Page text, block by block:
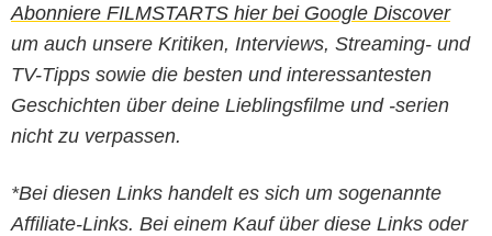
Abonniere FILMSTARTS hier bei Google Discover
um auch unsere Kritiken, Interviews, Streaming- und
TV-Tipps sowie die besten und interessantesten
Geschichten über deine Lieblingsfilme und -serien
nicht zu verpassen.
*Bei diesen Links handelt es sich um sogenannte
Affiliate-Links. Bei einem Kauf über diese Links oder